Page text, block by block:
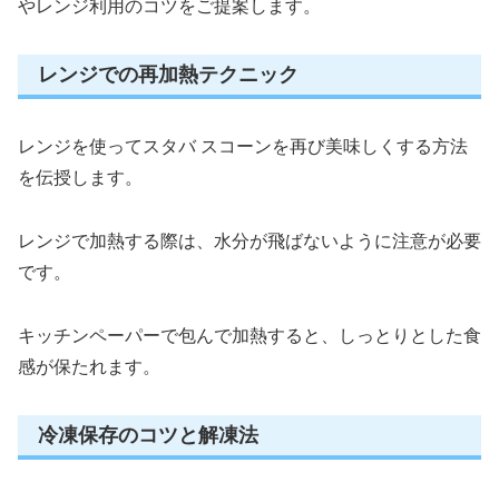
やレンジ利用のコツをご提案します。
レンジでの再加熱テクニック
レンジを使ってスタバ スコーンを再び美味しくする方法
を伝授します。
レンジで加熱する際は、水分が飛ばないように注意が必要
です。
キッチンペーパーで包んで加熱すると、しっとりとした食
感が保たれます。
冷凍保存のコツと解凍法